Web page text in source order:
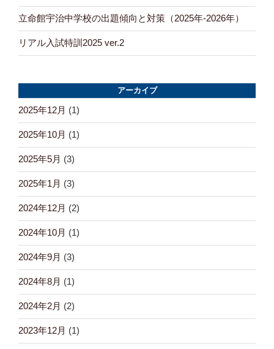
立命館宇治中学校の出題傾向と対策（2025年-2026年）
リアル入試特訓2025 ver.2
アーカイブ
2025年12月 (1)
2025年10月 (1)
2025年5月 (3)
2025年1月 (3)
2024年12月 (2)
2024年10月 (1)
2024年9月 (3)
2024年8月 (1)
2024年2月 (2)
2023年12月 (1)